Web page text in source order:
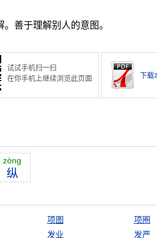
善于理解别人的意图。
试试手机扫一扫
在你手机上继续浏览此页面
下
zòng
纵
项图 项圈
发业 发严